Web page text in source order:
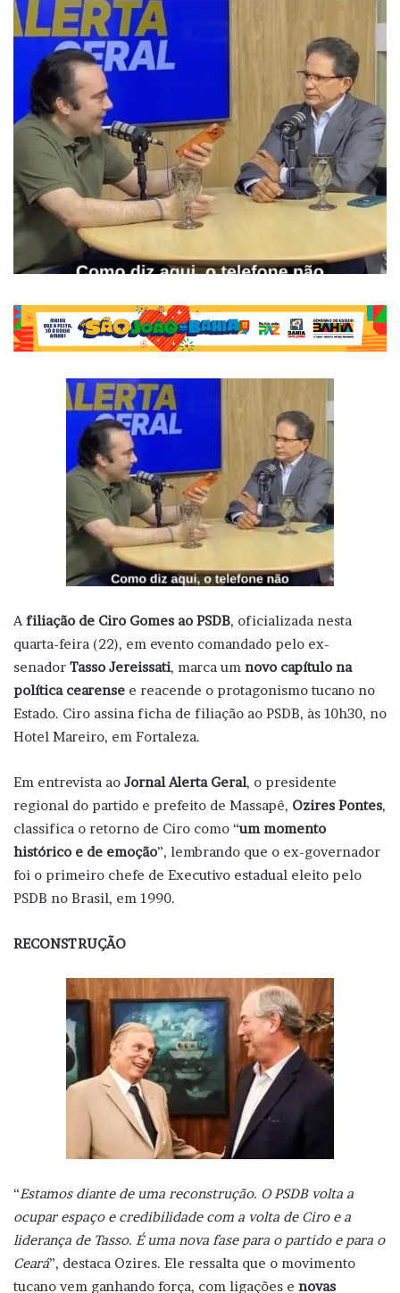
Afiliação de Ciro Gomes ao PSDB, oficializada nesta
quarta-feira (22), em evento comandado pelo ex-
senador Tasso Jereissati, marca um novo capítulo na
política cearense e reacende o protagonismo tucano no
Estado. Ciro assina ficha de filiação ao PSDB, às 10h30, no
Hotel Mareiro, em Fortaleza.
Em entrevista ao Jornal Alerta Geral, o presidente
regional do partido e prefeito de Massapê, Ozires Pontes,
classifica o retorno de Ciro como “um momento
histórico e de emoção”, lembrando que o ex-governador
foi o primeiro chefe de Executivo estadual eleito pelo
PSDB no Brasil, em 1990.
RECONSTRUÇÃO
“Estamos diante de uma reconstrução. O PSDB volta a
ocupar espaço e credibilidade com a volta de Ciro e a
liderança de Tasso. É uma nova fase para o partido e para o
Ceará”, destaca Ozires. Ele ressalta que o movimento
tucano vem ganhando força, com ligações e novas